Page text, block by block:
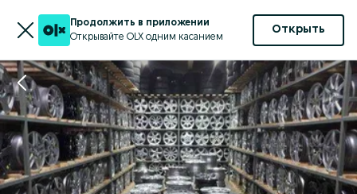
Продолжить в приложении
Открывайте OLX одним касанием
Открыть